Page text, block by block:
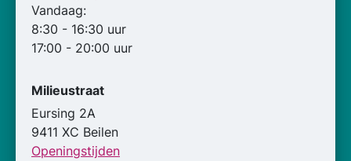
Vandaag:
8:30 - 16:30 uur
17:00 - 20:00 uur
Milieustraat
Eursing 2A
9411 XC Beilen
Openingstijden